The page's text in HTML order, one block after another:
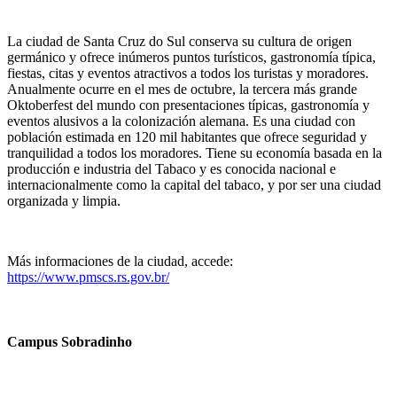
La ciudad de Santa Cruz do Sul conserva su cultura de origen
germánico y ofrece inúmeros puntos turísticos, gastronomía típica,
fiestas, citas y eventos atractivos a todos los turistas y moradores.
Anualmente ocurre en el mes de octubre, la tercera más grande
Oktoberfest del mundo con presentaciones típicas, gastronomía y
eventos alusivos a la colonización alemana. Es una ciudad con
población estimada en 120 mil habitantes que ofrece seguridad y
tranquilidad a todos los moradores. Tiene su economía basada en la
producción e industria del Tabaco y es conocida nacional e
internacionalmente como la capital del tabaco, y por ser una ciudad
organizada y limpia.
Más informaciones de la ciudad, accede:
https://www.pmscs.rs.gov.br/
Campus Sobradinho